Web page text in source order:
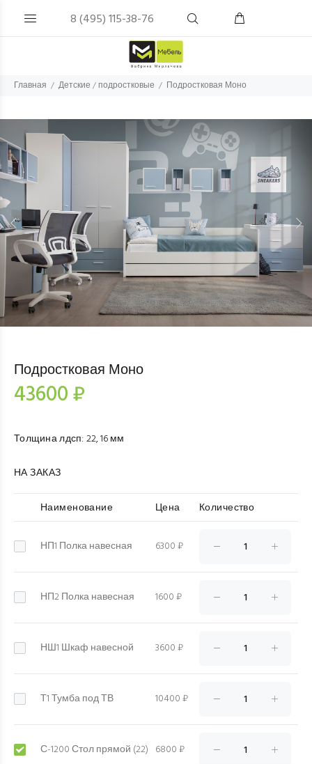
8 (495) 115-38-76
Главная Детские / подростковые Подростковая Моно
Подростковая Моно
43600 ₽
Толщина лдсп: 22, 16 мм
НА ЗАКАЗ
Наименование Цена Количество
НП1 Полка навесная 6300 ₽
НП2 Полка навесная 1600 ₽
НШ1 Шкаф навесной 3600 ₽
Т1 Тумба под ТВ 10400 ₽
С-1200 Стол прямой (22) 6800 ₽